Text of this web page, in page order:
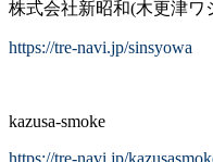
株式会社新昭和(木更津ワ
https://tre-navi.jp/sinsyowa
kazusa-smoke
https://tre-navi.jp/